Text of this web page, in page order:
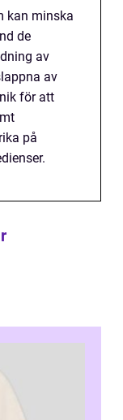
kan minska
de
av
av
för att
på